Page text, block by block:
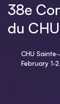
38e
du
CHU
February 1-